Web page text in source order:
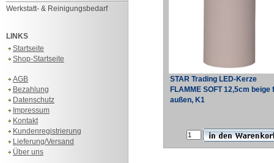
Werkstatt- & Reinigungsbedarf
LINKS
Startseite
Shop-Startseite
AGB
Bezahlung
Datenschutz
Impressum
Kontakt
Kundenregistrierung
Lieferung/Versand
Über uns
STAR Trading LED-Kerze
FLAMME SOFT 12,5cm beige
außen, K1